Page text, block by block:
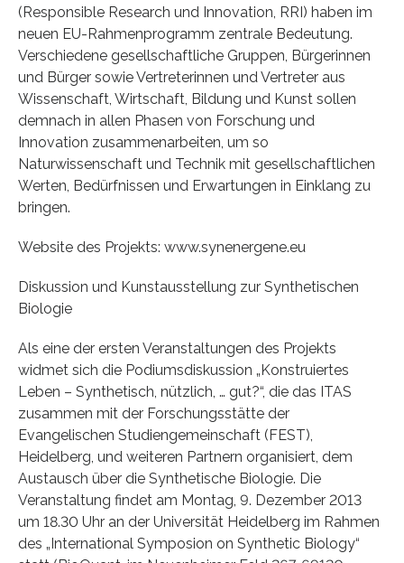
(Responsible Research und Innovation, RRI) haben im
neuen EU-Rahmenprogramm zentrale Bedeutung.
Verschiedene gesellschaftliche Gruppen, Bürgerinnen
und Bürger sowie Vertreterinnen und Vertreter aus
Wissenschaft, Wirtschaft, Bildung und Kunst sollen
demnach in allen Phasen von Forschung und
Innovation zusammenarbeiten, um so
Naturwissenschaft und Technik mit gesellschaftlichen
Werten, Bedürfnissen und Erwartungen in Einklang zu
bringen.
Website des Projekts: www.synenergene.eu
Diskussion und Kunstausstellung zur Synthetischen
Biologie
Als eine der ersten Veranstaltungen des Projekts
widmet sich die Podiumsdiskussion „Konstruiertes
Leben – Synthetisch, nützlich, … gut?“, die das ITAS
zusammen mit der Forschungsstätte der
Evangelischen Studiengemeinschaft (FEST),
Heidelberg, und weiteren Partnern organisiert, dem
Austausch über die Synthetische Biologie. Die
Veranstaltung findet am Montag, 9. Dezember 2013
um 18.30 Uhr an der Universität Heidelberg im Rahmen
des „International Symposion on Synthetic Biology“